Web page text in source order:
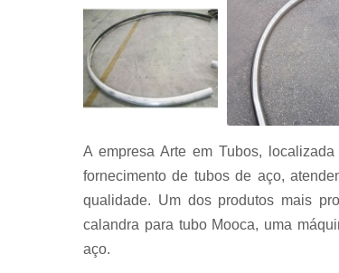
A empresa Arte em Tubos,
fornecimento de tubos de aço,
qualidade. Um dos produtos mais
calandra para tubo Mooca, uma
aço.